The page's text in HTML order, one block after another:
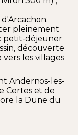
d'Arcachon.
pleinement
petit-déjeuner
découverte
les villages
Andernos-les-
Certes et de
la Dune du